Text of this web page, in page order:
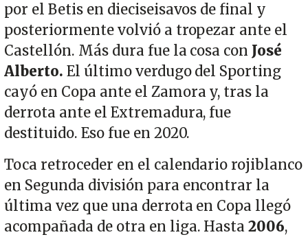
por el Betis en dieciseisavos de final y
posteriormente volvió a tropezar ante el
Castellón. Más dura fue la cosa con José
Alberto. El último verdugo del Sporting
cayó en Copa ante el Zamora y, tras la
derrota ante el Extremadura, fue
destituido. Eso fue en 2020.
Toca retroceder en el calendario rojiblanco
en Segunda división para encontrar la
última vez que una derrota en Copa llegó
acompañada de otra en liga. Hasta2006,